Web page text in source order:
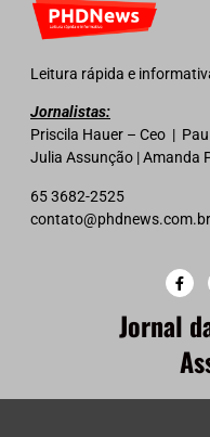
Leitura rápida e
Jornalistas:
Priscila Hauer – Ceo |
Julia Assunção | Amanda
65 3682-2525
contato@phdnews.com.br
Jornal